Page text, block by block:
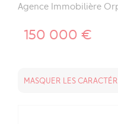
Agence Immobilière
150 000 €
MASQUER LES